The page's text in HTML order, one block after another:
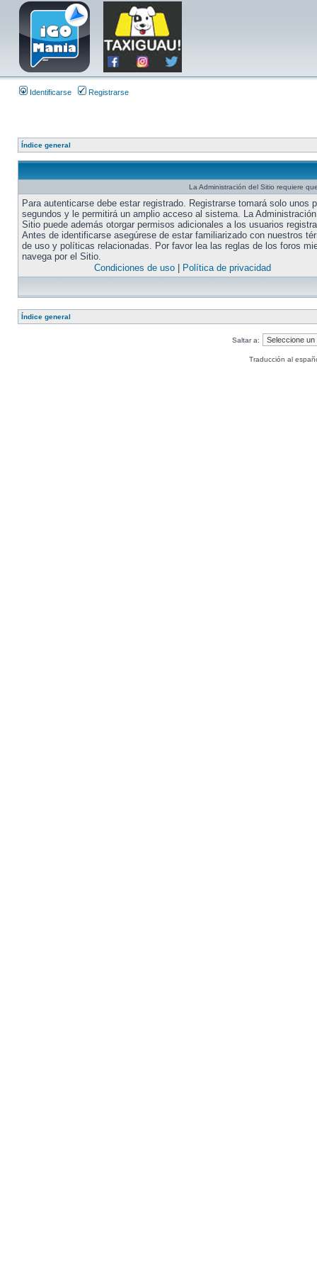
Identificarse Registrarse
Índice general
La Administración del Sitio requiere
Para autenticarse debe estar registrado. Registrarse tomará solo unos
segundos y le permitirá un amplio acceso al sistema. La
Sitio puede además otorgar permisos adicionales a los usuarios
Antes de identificarse asegúrese de estar familiarizado con nuestros
de uso y políticas relacionadas. Por favor lea las reglas de los foros
navega por el Sitio.
Condiciones de uso| Política de privacidad
Índice general
Saltar a:
Traducción al